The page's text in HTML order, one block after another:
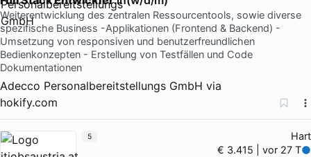
Weiterentwicklung des zentralen Ressourcentools, sowie diverse
spezifische Business -Applikationen (Frontend & Backend) -
Umsetzung von responsiven und benutzerfreundlichen
Bedienkonzepten - Erstellung von Testfällen und Code
Dokumentationen
Adecco Personalbereitstellungs GmbH via
hokify.com
Hart
€ 3.415 | vor 27 T
5